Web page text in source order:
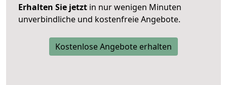
Erhalten Sie jetzt in nur wenigen Minuten
unverbindliche und kostenfreie Angebote.
Kostenlose Angebote erhalten